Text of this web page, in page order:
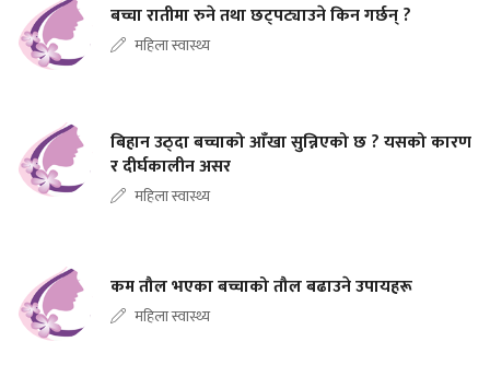
बच्चा रातीमा रुने तथा छट्पट्याउने किन गर्छन् ?
महिला स्वास्थ्य
बिहान उठ्दा बच्चाको आँखा सुन्निएको छ ? यसको कारण
र दीर्घकालीन असर
महिला स्वास्थ्य
कम तौल भएका बच्चाको तौल बढाउने उपायहरू
महिला स्वास्थ्य